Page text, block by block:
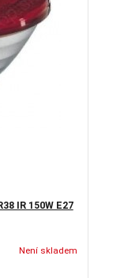
IR 150W E27
Není skladem